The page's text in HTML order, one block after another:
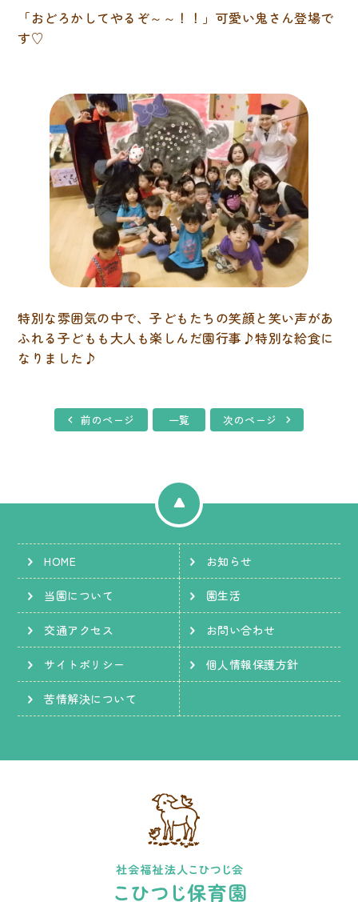
「おどろかしてやるぞ～～！！」可愛い鬼さん登場で
す♡
特別な雰囲気の中で、子どもたちの笑顔と笑い声があ
ふれる子どもも大人も楽しんだ園行事♪特別な給食に
なりました♪
前のページ 一覧 次のページ
HOME お知らせ
当園について 園生活
交通アクセス お問い合わせ
サイトポリシー 個人情報保護方針
苦情解決について